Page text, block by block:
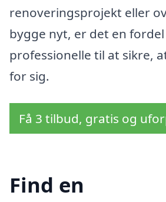
renoveringsprojekt eller
bygge nyt, er det en
professionelle til at sikre,
for sig.
Få 3 tilbud, gratis og
Find en